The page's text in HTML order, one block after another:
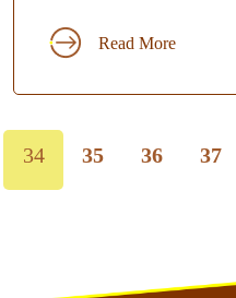
Read More
34 35 36 37